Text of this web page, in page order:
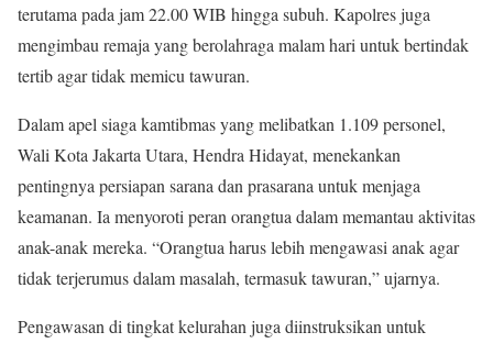
terutama pada jam 22.00 WIB hingga subuh. Kapolres juga
mengimbau remaja yang berolahraga malam hari untuk bertindak
tertib agar tidak memicu tawuran.
Dalam apel siaga kamtibmas yang melibatkan 1.109 personel,
Wali Kota Jakarta Utara, Hendra Hidayat, menekankan
pentingnya persiapan sarana dan prasarana untuk menjaga
keamanan. Ia menyoroti peran orangtua dalam memantau aktivitas
anak-anak mereka. “Orangtua harus lebih mengawasi anak agar
tidak terjerumus dalam masalah, termasuk tawuran,” ujarnya.
Pengawasan di tingkat kelurahan juga diinstruksikan untuk